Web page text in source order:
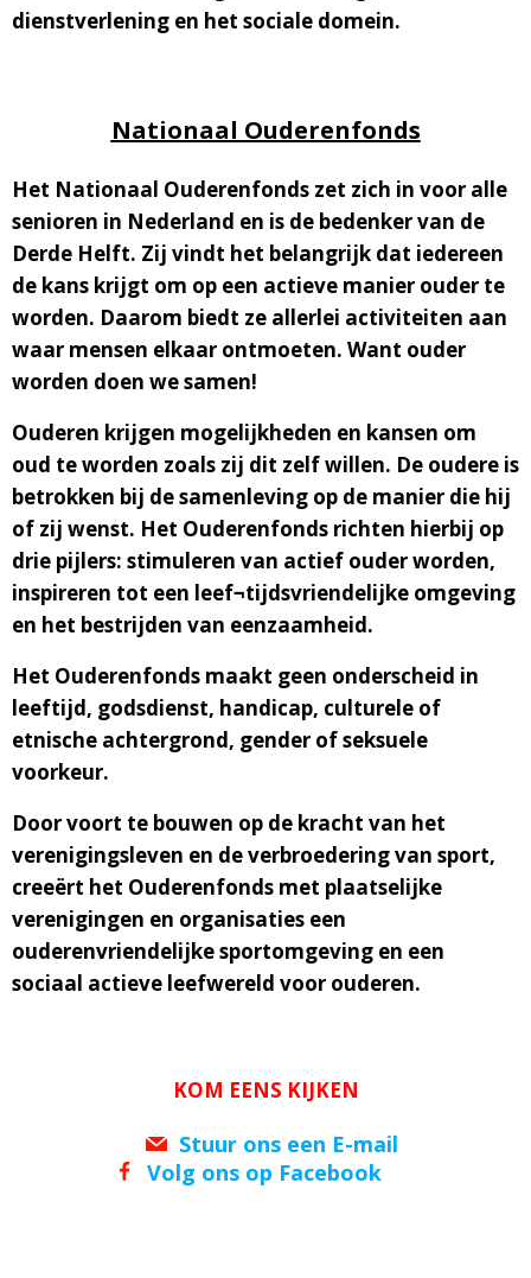
dienstverlening en het sociale domein.
Nationaal Ouderenfonds
Het Nationaal Ouderenfonds zet zich in voor alle
senioren in Nederland en is de bedenker van de
Derde Helft. Zij vindt het belangrijk dat iedereen
de kans krijgt om op een actieve manier ouder te
worden. Daarom biedt ze allerlei activiteiten aan
waar mensen elkaar ontmoeten. Want ouder
worden doen we samen!
Ouderen krijgen mogelijkheden en kansen om
oud te worden zoals zij dit zelf willen. De oudere is
betrokken bij de samenleving op de manier die hij
of zij wenst. Het Ouderenfonds richten hierbij op
drie pijlers: stimuleren van actief ouder worden,
inspireren tot een leef¬tijdsvriendelijke omgeving
en het bestrijden van eenzaamheid.
Het Ouderenfonds maakt geen onderscheid in
leeftijd, godsdienst, handicap, culturele of
etnische achtergrond, gender of seksuele
voorkeur.
Door voort te bouwen op de kracht van het
verenigingsleven en de verbroedering van sport,
creeërt het Ouderenfonds met plaatselijke
verenigingen en organisaties een
ouderenvriendelijke sportomgeving en een
sociaal actieve leefwereld voor ouderen.
KOM EENS KIJKEN
Stuur ons een E-mail
Volg ons op Facebook